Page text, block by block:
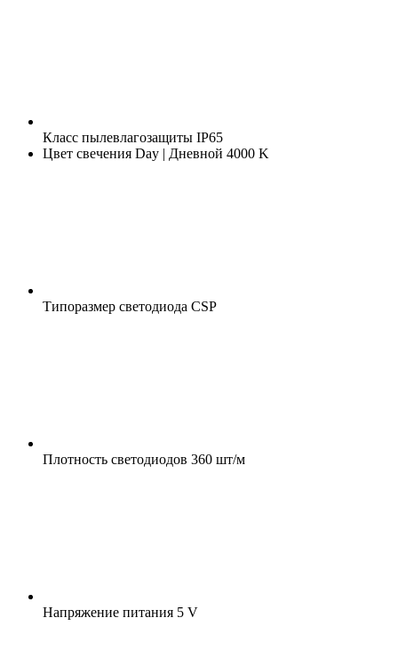
Класс пылевлагозащиты IP65
Цвет свечения Day | Дневной 4000 K
Типоразмер светодиода CSP
Плотность светодиодов 360 шт/м
Напряжение питания 5 V